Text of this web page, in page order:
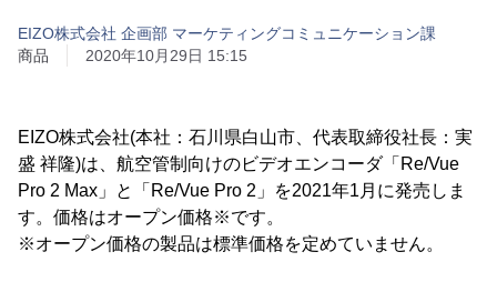
EIZO株式会社 企画部 マーケティングコミュニケーション課
商品
2020年10月29日 15:15
EIZO株式会社(本社：石川県白山市、代表取締役社長：実
盛 祥隆)は、航空管制向けのビデオエンコーダ「Re/Vue
Pro 2 Max」と「Re/Vue Pro 2」を2021年1月に発売しま
す。価格はオープン価格※です。
※オープン価格の製品は標準価格を定めていません。